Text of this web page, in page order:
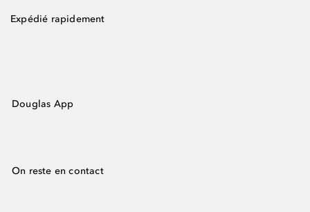
Expédié rapidement
Douglas App
On reste en contact